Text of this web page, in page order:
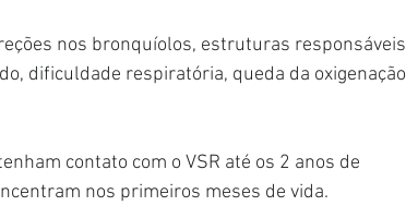
nos bronquíolos, estruturas responsáveis
dificuldade respiratória, queda da oxigenação
contato com o VSR até os 2 anos de
nos primeiros meses de vida.